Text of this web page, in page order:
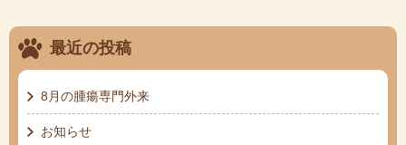
最近の投稿
8月の腫瘍専門外来
お知らせ